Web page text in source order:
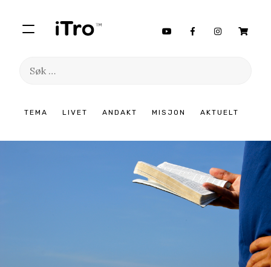
TEMA LIVET ANDAKT MISJON AKTUELT
Søk
innhold